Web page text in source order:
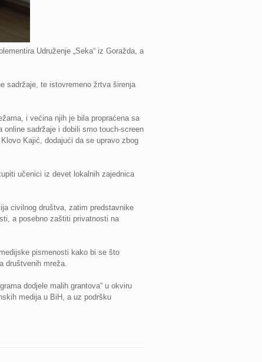
Udruženje „Seka“ iz Goražda, a
sadržaje, te istovremeno žrtva širenja
i većina njih je bila propraćena sa
sadržaje i dobili smo touch-screen
Kajić, dodajući da se upravo zbog
učenici iz devet lokalnih zajednica
civilnog društva, zatim predstavnike
a posebno zaštiti privatnosti na
pismenosti kako bi se što
društvenih mreža.
dodjele malih grantova“ u okviru
medija u BiH, a uz podršku